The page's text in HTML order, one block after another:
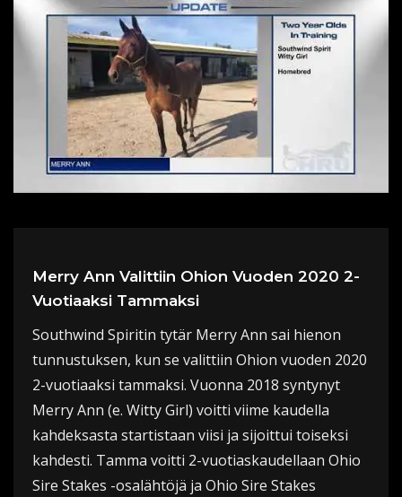
Merry Ann Valittiin Ohion Vuoden 2020 2-
Vuotiaaksi Tammaksi
Southwind Spiritin tytär Merry Ann sai hienon
tunnustuksen, kun se valittiin Ohion vuoden 2020
2-vuotiaaksi tammaksi. Vuonna 2018 syntynyt
Merry Ann (e. Witty Girl) voitti viime kaudella
kahdeksasta startistaan viisi ja sijoittui toiseksi
kahdesti. Tamma voitti 2-vuotiaskaudellaan Ohio
Sire Stakes -osalähtöjä ja Ohio Sire Stakes